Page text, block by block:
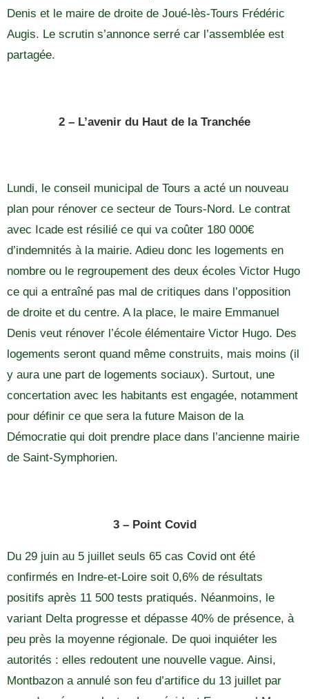
Denis et le maire de droite de Joué-lès-Tours Frédéric
Augis. Le scrutin s’annonce serré car l’assemblée est
partagée.
2 – L’avenir du Haut de la Tranchée
Lundi, le conseil municipal de Tours a acté un nouveau
plan pour rénover ce secteur de Tours-Nord. Le contrat
avec Icade est résilié ce qui va coûter 180 000€
d’indemnités à la mairie. Adieu donc les logements en
nombre ou le regroupement des deux écoles Victor Hugo
ce qui a entraîné pas mal de critiques dans l’opposition
de droite et du centre. A la place, le maire Emmanuel
Denis veut rénover l’école élémentaire Victor Hugo. Des
logements seront quand même construits, mais moins (il
y aura une part de logements sociaux). Surtout, une
concertation avec les habitants est engagée, notamment
pour définir ce que sera la future Maison de la
Démocratie qui doit prendre place dans l’ancienne mairie
de Saint-Symphorien.
3 – Point Covid
Du 29 juin au 5 juillet seuls 65 cas Covid ont été
confirmés en Indre-et-Loire soit 0,6% de résultats
positifs après 11 500 tests pratiqués. Néanmoins, le
variant Delta progresse et dépasse 40% de présence, à
peu près la moyenne régionale. De quoi inquiéter les
autorités : elles redoutent une nouvelle vague. Ainsi,
Montbazon a annulé son feu d’artifice du 13 juillet par